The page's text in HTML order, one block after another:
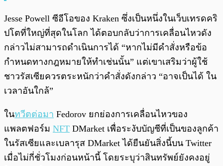
Jesse Powell ซีอีโอของ Kraken ซึ่งเป็นหนึ่งในเว็บเทรดคริ
ปโตที่ใหญ่ที่สุดในโลก ได้ตอบกลับว่าการเคลื่อนไหวดัง
กล่าวไม่สามารถดำเนินการได้ “หากไม่มีคำสั่งหรือข้อ
กำหนดทางกฎหมายให้ทำเช่นนั้น” แต่เขาเสริมว่าผู้ใช้
ชาวรัสเซียควรตระหนักว่าคำสั่งดังกล่าว “อาจเป็นได้ ใน
เวลาอันใกล้”
ในทวีตต่อมา Fedorov ยกย่องการเคลื่อนไหวของ
แพลตฟอร์ม NFT DMarket เพื่อระงับบัญชีที่เป็นของลูกค้า
ในรัสเซียและเบลารุส DMarket ได้ยืนยันสิ่งนี้บน Twitter
เมื่อไม่กี่ชั่วโมงก่อนหน้านี้ โดยระบุว่าสินทรัพย์ยังคงอยู่